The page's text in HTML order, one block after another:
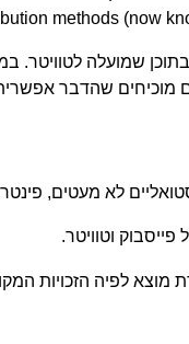
methods (now
מוכיחים שהדבר
לא מעטים,
וטוויטר.
מוצא לפיה הזכויות